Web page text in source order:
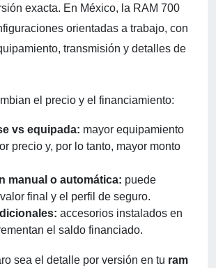
exacta. En México, la RAM 700
orientadas a trabajo, con
transmisión y detalles de
el precio y el financiamiento:
vs equipada: mayor equipamiento
precio y, por lo tanto, mayor monto
manual o automática: puede
final y el perfil de seguro.
accesorios instalados en
el saldo financiado.
sea el detalle por versión en tu ram